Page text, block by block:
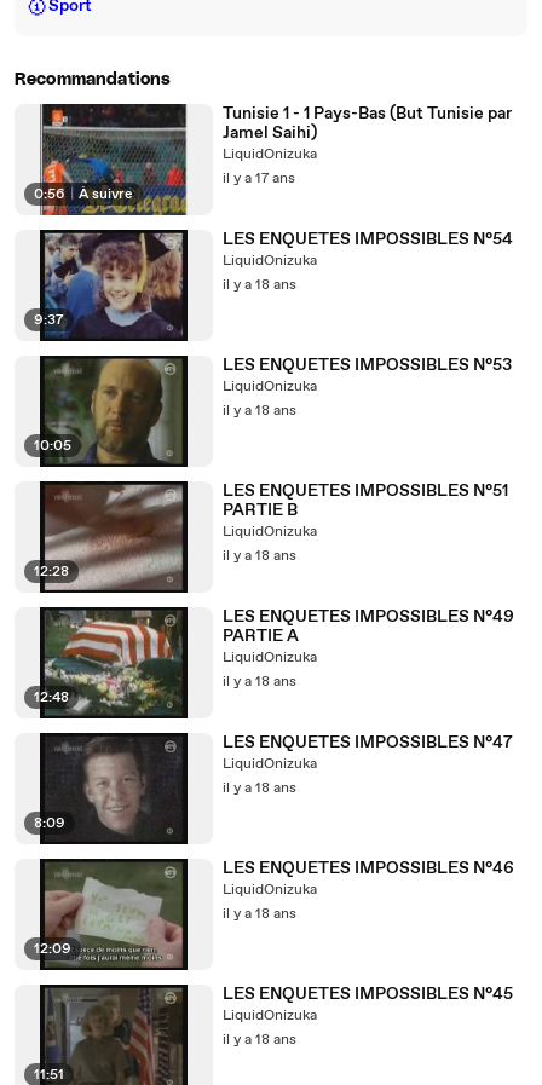
Sport
Recommandations
0:56 À suivre
Tunisie 1 - 1 Pays-Bas (But Tunisie par
Jamel Saihi)
LiquidOnizuka
il y a 17 ans
9:37
LES ENQUETES IMPOSSIBLES N°54
LiquidOnizuka
il y a 18 ans
10:05
LES ENQUETES IMPOSSIBLES N°53
LiquidOnizuka
il y a 18 ans
12:28
LES ENQUETES IMPOSSIBLES N°51
PARTIE B
LiquidOnizuka
il y a 18 ans
12:48
LES ENQUETES IMPOSSIBLES N°49
PARTIE A
LiquidOnizuka
il y a 18 ans
8:09
LES ENQUETES IMPOSSIBLES N°47
LiquidOnizuka
il y a 18 ans
12:09
LES ENQUETES IMPOSSIBLES N°46
LiquidOnizuka
il y a 18 ans
11:51
LES ENQUETES IMPOSSIBLES N°45
LiquidOnizuka
il y a 18 ans